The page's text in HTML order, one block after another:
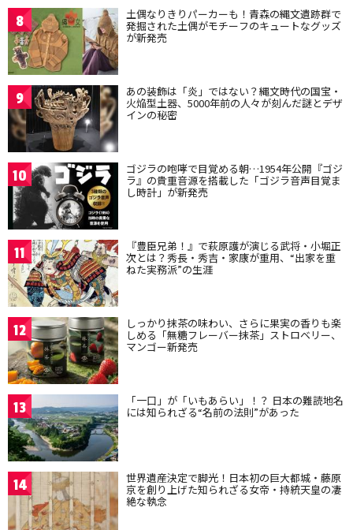
8 土偶なりきりパーカーも！青森の縄文遺跡群で
発掘された土偶がモチーフのキュートなグッズ
が新発売
9 あの装飾は「炎」ではない？縄文時代の国宝・
火焔型土器、5000年前の人々が刻んだ謎とデザ
インの秘密
10 ゴジラの咆哮で目覚める朝…1954年公開『ゴジ
ラ』の貴重音源を搭載した「ゴジラ音声目覚ま
し時計」が新発売
11 『豊臣兄弟！』で萩原護が演じる武将・小堀正
次とは？秀長・秀吉・家康が重用、“出家を重
ねた実務派”の生涯
12 しっかり抹茶の味わい、さらに果実の香りも楽
しめる「無糖フレーバー抹茶」ストロベリー、
マンゴー新発売
13 「一口」が「いもあらい」！？ 日本の難読地名
には知られざる“名前の法則”があった
14 世界遺産決定で脚光！日本初の巨大都城・藤原
京を創り上げた知られざる女帝・持統天皇の凄
絶な執念